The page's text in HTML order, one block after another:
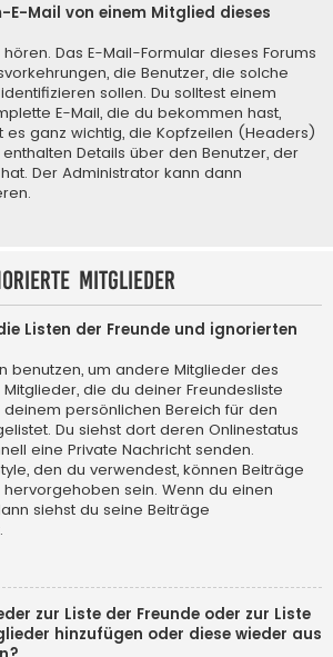
E-Mail von einem Mitglied dieses
hören. Das E-Mail-Formular dieses Forums
die Benutzer, die solche
sollen. Du solltest einem
E-Mail, die du bekommen hast,
es ganz wichtig, die Kopfzeilen (Headers)
Details über den Benutzer, der
Der Administrator kann dann
Mitglieder
Listen der Freunde und ignorierten
benutzen, um andere Mitglieder des
die du deiner Freundesliste
deinem persönlichen Bereich für den
Du siehst dort deren Onlinestatus
eine Private Nachricht senden.
den du verwendest, können Beiträge
sein. Wenn du einen
siehst du seine Beiträge
zur Liste der Freunde oder zur Liste
hinzufügen oder diese wieder aus